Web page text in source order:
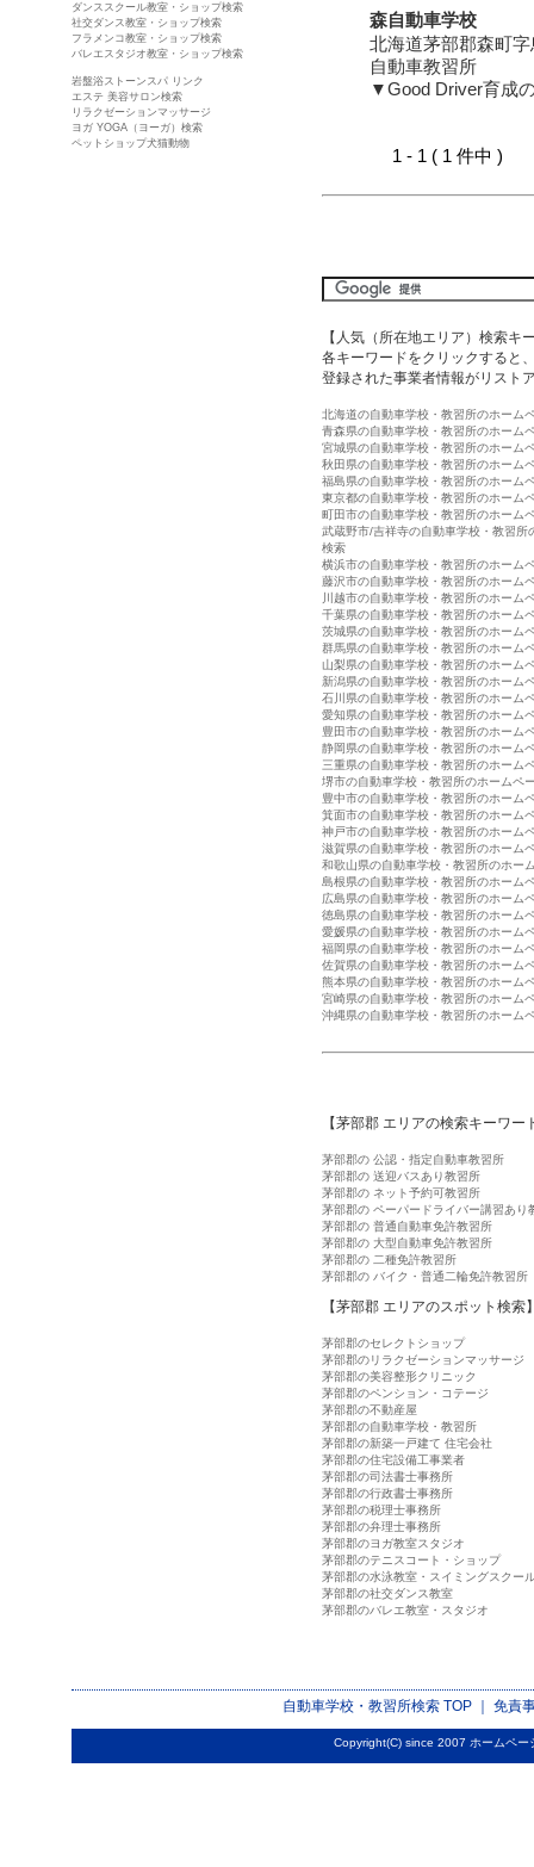
森自動車学校
北海道茅部郡森町
自動車教習所
▼Good Driver育成
1 - 1 ( 1 件中 )
【人気（所在地エリア）検索キ
各キーワードをクリックすると
登録された事業者情報がリスト
北海道の自動車学校・教習所のホーム
青森県の自動車学校・教習所のホーム
宮城県の自動車学校・教習所のホーム
秋田県の自動車学校・教習所のホーム
福島県の自動車学校・教習所のホーム
東京都の自動車学校・教習所のホーム
町田市の自動車学校・教習所のホーム
武蔵野市/吉祥寺の自動車学校・教習所
検索
横浜市の自動車学校・教習所のホーム
藤沢市の自動車学校・教習所のホーム
川越市の自動車学校・教習所のホーム
千葉県の自動車学校・教習所のホーム
茨城県の自動車学校・教習所のホーム
群馬県の自動車学校・教習所のホーム
山梨県の自動車学校・教習所のホーム
新潟県の自動車学校・教習所のホーム
石川県の自動車学校・教習所のホーム
愛知県の自動車学校・教習所のホーム
豊田市の自動車学校・教習所のホーム
静岡県の自動車学校・教習所のホーム
三重県の自動車学校・教習所のホーム
堺市の自動車学校・教習所のホームペ
豊中市の自動車学校・教習所のホーム
箕面市の自動車学校・教習所のホーム
神戸市の自動車学校・教習所のホーム
滋賀県の自動車学校・教習所のホーム
和歌山県の自動車学校・教習所のホー
島根県の自動車学校・教習所のホーム
広島県の自動車学校・教習所のホーム
徳島県の自動車学校・教習所のホーム
愛媛県の自動車学校・教習所のホーム
福岡県の自動車学校・教習所のホーム
佐賀県の自動車学校・教習所のホーム
熊本県の自動車学校・教習所のホーム
宮崎県の自動車学校・教習所のホーム
沖縄県の自動車学校・教習所のホーム
【茅部郡 エリアの検索キーワ
茅部郡の 公認・指定自動車教習所
茅部郡の 送迎バスあり教習所
茅部郡の ネット予約可教習所
茅部郡の ペーパードライバー講習あり
茅部郡の 普通自動車免許教習所
茅部郡の 大型自動車免許教習所
茅部郡の 二種免許教習所
茅部郡の バイク・普通二輪免許教習所
【茅部郡 エリアのスポット検索
茅部郡のセレクトショップ
茅部郡のリラクゼーションマッサージ
茅部郡の美容整形クリニック
茅部郡のペンション・コテージ
茅部郡の不動産屋
茅部郡の自動車学校・教習所
茅部郡の新築一戸建て 住宅会社
茅部郡の住宅設備工事業者
茅部郡の司法書士事務所
茅部郡の行政書士事務所
茅部郡の税理士事務所
茅部郡の弁理士事務所
茅部郡のヨガ教室スタジオ
茅部郡のテニスコート・ショップ
茅部郡の水泳教室・スイミングスクー
茅部郡の社交ダンス教室
茅部郡のバレエ教室・スタジオ
ダンススクール教室・ショップ検索
社交ダンス教室・ショップ検索
フラメンコ教室・ショップ検索
バレエスタジオ教室・ショップ検索
岩盤浴ストーンスパ リンク
エステ 美容サロン検索
リラクゼーションマッサージ
ヨガ YOGA（ヨーガ）検索
ペットショップ犬猫動物
自動車学校・教習所検索TOP ｜ 免責
Copyright(C) since 2007 ホームペー